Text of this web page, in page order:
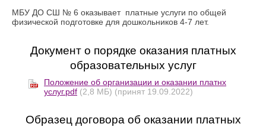
МБУ ДО СШ № 6 оказывает платные услуги по общей
физической подготовке для дошкольников 4-7 лет.
Документ о порядке оказания платных
образовательных услуг
Положение об организации и оказании платнх
услуг.pdf (2,8 МБ) (принят 19.09.2022)
Образец договора об оказании платных